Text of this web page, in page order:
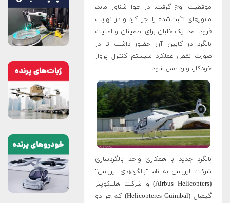
موفقیت اوج گرفت، در هوا شناور ماند،
مانورهای تثبت‌شده را اجرا کرد و در نهایت
فرود آمد. یک خلبان برای اطمینان و امنیت
بالگرد در کابین آن حضور داشت تا در
صورت نقص عملکرد سیستم کنترل پرواز
خودکار، وارد عمل شود.
بالگرد جدید با همکاری واحد بالگردسازی
شرکت ایرباس به نام "بالگردهای ایرباس"
(Airbus Helicopters) و شرکت هلیکوپتر
گیمبال (Helicopteres Guimbal) که هر دو